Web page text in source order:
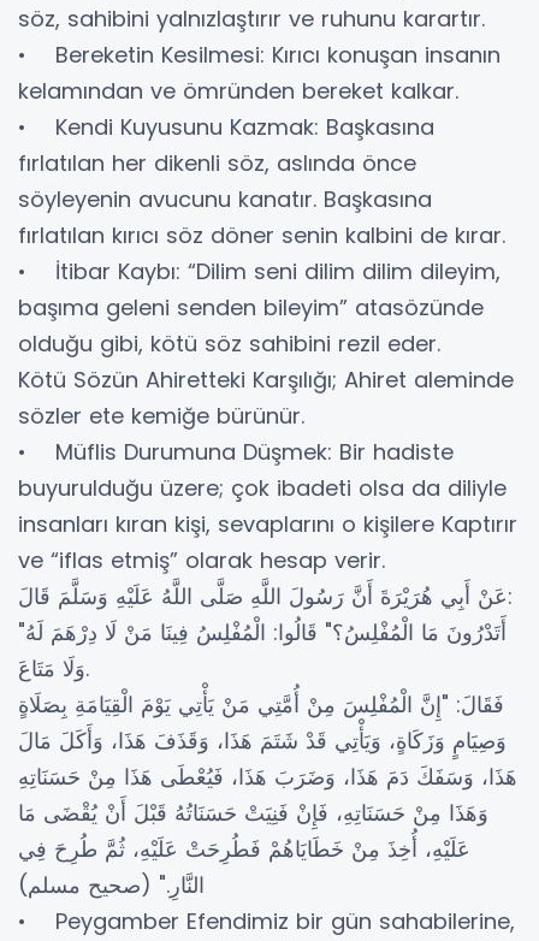
söz, sahibini yalnızlaştırır ve ruhunu karartır.
• Bereketin Kesilmesi: Kırıcı konuşan insanın
kelamından ve ömründen bereket kalkar.
• Kendi Kuyusunu Kazmak: Başkasına
fırlatılan her dikenli söz, aslında önce
söyleyenin avucunu kanatır. Başkasına
fırlatılan kırıcı söz döner senin kalbini de kırar.
• İtibar Kaybı: “Dilim seni dilim dilim dileyim,
başıma geleni senden bileyim” atasözünde
olduğu gibi, kötü söz sahibini rezil eder.
Kötü Sözün Ahiretteki Karşılığı; Ahiret aleminde
sözler ete kemiğe bürünür.
• Müflis Durumuna Düşmek: Bir hadiste
buyurulduğu üzere; çok ibadeti olsa da diliyle
insanları kıran kişi, sevaplarını o kişilere Kaptırır
ve “iflas etmiş” olarak hesap verir.
عَنْ أَبِي هُرَيْرَةَ أَنَّ رَسُولَ اللَّهِ صَلَّى اللَّهُ عَلَيْهِ وَسَلَّمَ قَالَ:
"أَتَدْرُونَ مَا الْمُفْلِسُ؟" قَالُوا: الْمُفْلِسُ فِينَا مَنْ لَا دِرْهَمَ لَهُ
وَلَا مَتَاعَ.
فَقَالَ: "إِنَّ الْمُفْلِسَ مِنْ أُمَّتِي مَنْ يَأْتِي يَوْمَ الْقِيَامَةِ بِصَلَاةٍ
وَصِيَامٍ وَزَكَاةٍ، وَيَأْتِي قَدْ شَتَمَ هَذَا، وَقَذَفَ هَذَا، وَأَكَلَ مَالَ
هَذَا، وَسَفَكَ دَمَ هَذَا، وَضَرَبَ هَذَا، فَيُعْطَى هَذَا مِنْ حَسَنَاتِهِ
وَهَذَا مِنْ حَسَنَاتِهِ، فَإِنْ فَنِيَتْ حَسَنَاتُهُ قَبْلَ أَنْ يُقْضَى مَا
عَلَيْهِ، أُخِذَ مِنْ خَطَايَاهُمْ فَطُرِحَتْ عَلَيْهِ، ثُمَّ طُرِحَ فِي
النَّارِ." (صحيح مسلم)
• Peygamber Efendimiz bir gün sahabilerine,